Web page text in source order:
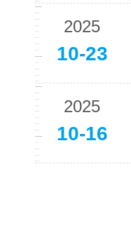
2025
10-23
2025
10-16